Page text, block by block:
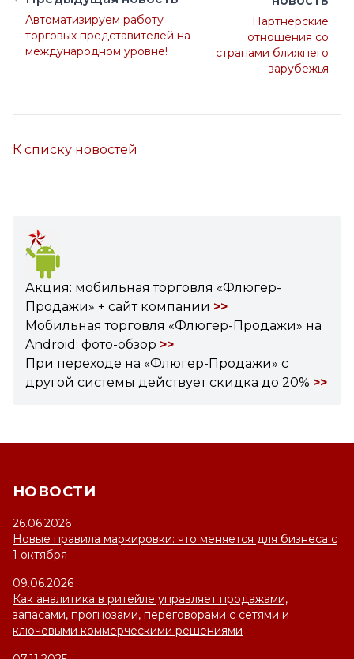
Автоматизируем работу
торговых представителей на
международном уровне!
Партнерские
отношения со
странами ближнего
зарубежья
К списку новостей
Акция: мобильная торговля «Флюгер-
Продажи» + сайт компании >>
Мобильная торговля «Флюгер-Продажи» на
Android: фото-обзор >>
При переходе на «Флюгер-Продажи» с
другой системы действует скидка до 20% >>
НОВОСТИ
26.06.2026
Новые правила маркировки: что меняется для бизнеса с
1 октября
09.06.2026
Как аналитика в ритейле управляет продажами,
запасами, прогнозами, переговорами с сетями и
ключевыми коммерческими решениями